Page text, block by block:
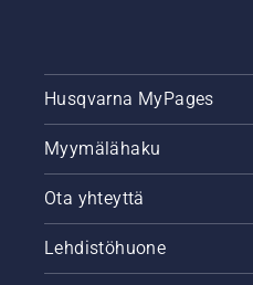
Husqvarna MyPages
Myymälähaku
Ota yhteyttä
Lehdistöhuone